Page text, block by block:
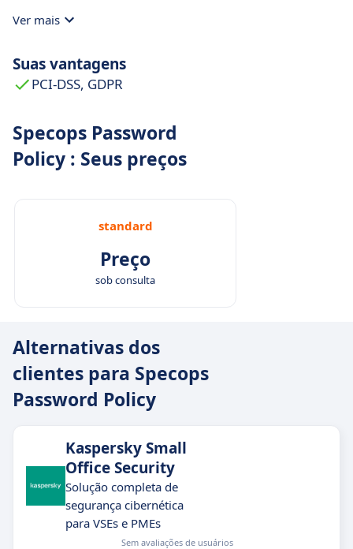
Ver mais
Suas vantagens
PCI-DSS, GDPR
Specops Password
Policy : Seus preços
standard
Preço
sob consulta
Alternativas dos
clientes para Specops
Password Policy
Kaspersky Small
Office Security
Solução completa de
segurança cibernética
para VSEs e PMEs
Sem avaliações de usuários